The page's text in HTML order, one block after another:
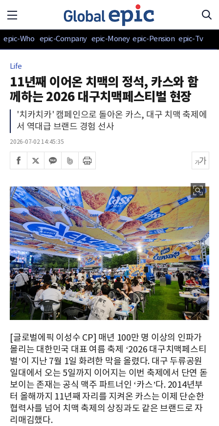
epic-Who epic-Company epic-Money epic-Pension epic-Tv
Life
11년째 이어온 치맥의 정석, 카스와 함
께하는 2026 대구치맥페스티벌 현장
'치카치카' 캠페인으로 돌아온 카스, 대구 치맥 축제에
서 역대급 브랜드 경험 선사
2026-07-02 14:45:35
[글로벌에픽 이성수 CP] 매년 100만 명 이상의 인파가
몰리는 대한민국 대표 여름 축제 ‘2026 대구치맥페스티
벌’이 지난 7월 1일 화려한 막을 올렸다. 대구 두류공원
일대에서 오는 5일까지 이어지는 이번 축제에서 단연 돋
보이는 존재는 공식 맥주 파트너인 ‘카스’다. 2014년부
터 올해까지 11년째 자리를 지켜온 카스는 이제 단순한
협력사를 넘어 치맥 축제의 상징과도 같은 브랜드로 자
리매김했다.